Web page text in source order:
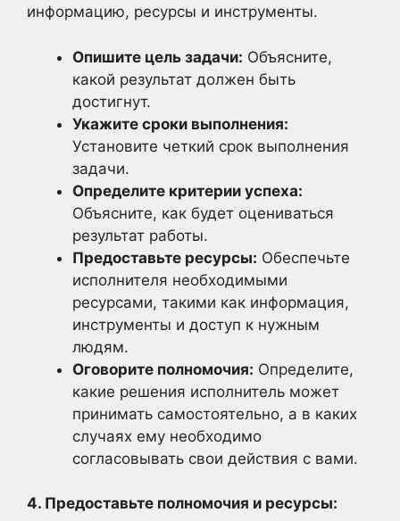
информацию, ресурсы и инструменты.
Опишите цель задачи: Объясните,
какой результат должен быть
достигнут.
Укажите сроки выполнения:
Установите четкий срок выполнения
задачи.
Определите критерии успеха:
Объясните, как будет оцениваться
результат работы.
Предоставьте ресурсы: Обеспечьте
исполнителя необходимыми
ресурсами, такими как информация,
инструменты и доступ к нужным
людям.
Оговорите полномочия: Определите,
какие решения исполнитель может
принимать самостоятельно, а в каких
случаях ему необходимо
согласовывать свои действия с вами.
4. Предоставьте полномочия и ресурсы: